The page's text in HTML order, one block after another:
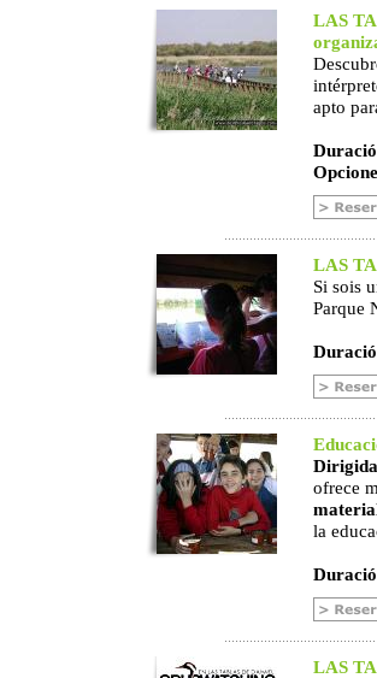
LAS
apto
LAS
Si sois
Parque
ofrece
la
LAS